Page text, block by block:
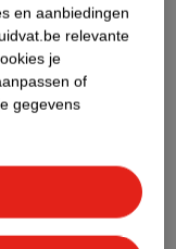
en aanbiedingen
relevante
je
of
gegevens